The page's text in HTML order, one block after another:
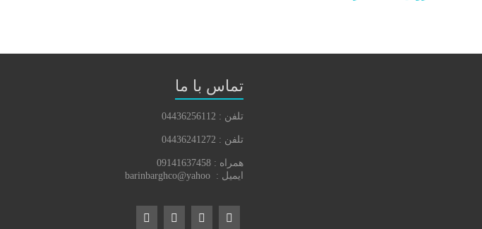
تماس با ما
تلفن : 04436256112
تلفن : 04436241272
همراه : 09141637458
ایمیل : barinbarghco@yahoo